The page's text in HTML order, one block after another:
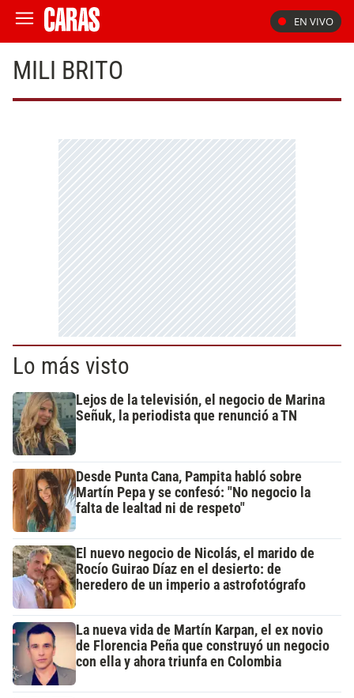
EN VIVO
MILI BRITO
Lo más visto
Lejos de la televisión, el negocio de Marina
Señuk, la periodista que renunció a TN
Desde Punta Cana, Pampita habló sobre
Martín Pepa y se confesó: "No negocio la
falta de lealtad ni de respeto"
El nuevo negocio de Nicolás, el marido de
Rocío Guirao Díaz en el desierto: de
heredero de un imperio a astrofotógrafo
La nueva vida de Martín Karpan, el ex novio
de Florencia Peña que construyó un negocio
con ella y ahora triunfa en Colombia